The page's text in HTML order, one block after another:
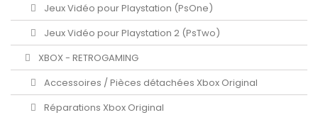
Jeux Vidéo pour Playstation (PsOne)
Jeux Vidéo pour Playstation 2 (PsTwo)
XBOX - RETROGAMING
Accessoires / Pièces détachées Xbox Original
Réparations Xbox Original